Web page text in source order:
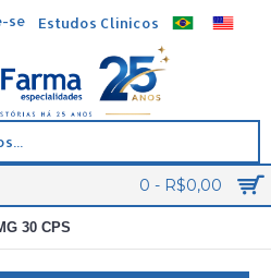
se Estudos Clínicos
0 - R$0,00
30 CPS